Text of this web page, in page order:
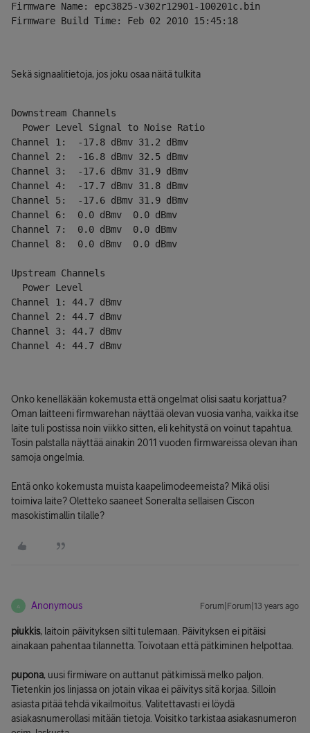
Firmware Name: epc3825-v302r12901-100201c.bin
Firmware Build Time: Feb 02 2010 15:45:18
Sekä signaalitietoja, jos joku osaa näitä tulkita
Downstream Channels
  Power Level Signal to Noise Ratio
Channel 1:  -17.8 dBmv 31.2 dBmv
Channel 2:  -16.8 dBmv 32.5 dBmv
Channel 3:  -17.6 dBmv 31.9 dBmv
Channel 4:  -17.7 dBmv 31.8 dBmv
Channel 5:  -17.6 dBmv 31.9 dBmv
Channel 6:  0.0 dBmv  0.0 dBmv
Channel 7:  0.0 dBmv  0.0 dBmv
Channel 8:  0.0 dBmv  0.0 dBmv
Upstream Channels
  Power Level
Channel 1: 44.7 dBmv
Channel 2: 44.7 dBmv
Channel 3: 44.7 dBmv
Channel 4: 44.7 dBmv
Onko kenelläkään kokemusta että ongelmat olisi saatu korjattua?
Oman laitteeni firmwarehan näyttää olevan vuosia vanha, vaikka itse
laite tuli postissa noin viikko sitten, eli kehitystä on voinut tapahtua.
Tosin palstalla näyttää ainakin 2011 vuoden firmwareissa olevan ihan
samoja ongelmia.
Entä onko kokemusta muista kaapelimodeemeista? Mikä olisi
toimiva laite? Oletteko saaneet Soneralta sellaisen Ciscon
masokistimallin tilalle?
A Anonymous Forum|Forum|13 years ago
piukkis, laitoin päivityksen silti tulemaan. Päivityksen ei pitäisi
ainakaan pahentaa tilannetta. Toivotaan että pätkiminen helpottaa.
pupona, uusi firmiware on auttanut pätkimissä melko paljon.
Tietenkin jos linjassa on jotain vikaa ei päivitys sitä korjaa. Silloin
asiasta pitää tehdä vikailmoitus. Valitettavasti ei löydä
asiakasnumerollasi mitään tietoja. Voisitko tarkistaa asiakasnumeron